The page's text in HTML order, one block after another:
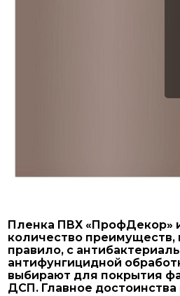
Пленка ПВХ «ПрофДекор»
количество преимуществ,
правило, с
антифунгицидной
выбирают для покрытия
ДСП. Главное